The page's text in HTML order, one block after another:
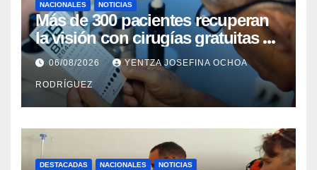
NACIONALES NOTICIAS
Más de 300 pacientes recuperan
la visión con cirugías gratuitas de
cataratas en Zulia
06/08/2026 YENTZA JOSEFINA OCHOA
RODRÍGUEZ
DESTACADAS NACIONALES NOTICIAS